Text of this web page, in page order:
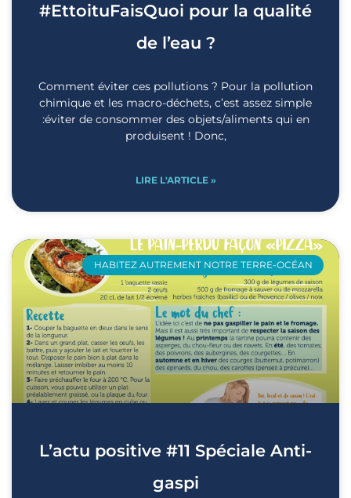
#EttoituFaisQuoi pour la qualité
de l’eau ?
Comment éviter ces pollutions ? Pour la pollution
chimique et les macro-déchets, c’est assez simple
:éviter de consommer des objets/aliments qui en
produisent ! Donc,
LIRE L'ARTICLE »
HABITEZ AUTREMENT NOTRE TERRE-OCÉAN
L’actu positive #11 Spéciale Anti-
gaspi